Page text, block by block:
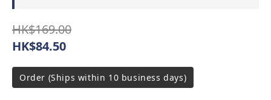
HK$169.00
HK$84.50
Order (Ships within 10 business days)